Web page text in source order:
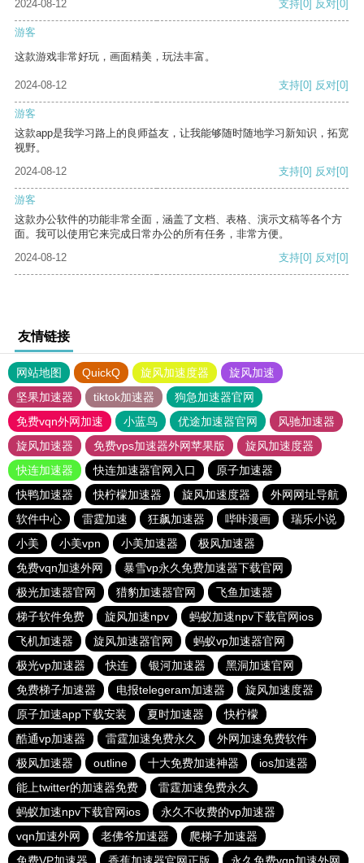
2024-08-12 支持[0] 反对[0]
游客
这款游戏非常好玩，画面精美，玩法丰富。
2024-08-12 支持[0] 反对[0]
游客
这款app是我学习路上的良师益友，让我能够随时随地学习新知识，拓宽
视野。
2024-08-12
支持[0] 反对[0]
游客
这款办公软件的功能非常全面，涵盖了文档、表格、演示文稿等各个方
面。我可以使用它来完成日常办公的所有任务，非常方便。
2024-08-12
支持[0] 反对[0]
友情链接
网站地图 QuickQ 旋风加速度器
旋风加速
坚果加速器
tiktok加速器
狗急加速器官网
免费vqn外网加速
小蓝鸟 优途加速器官网
风驰加速器
旋风加速器
免费vps加速器外网苹果版
旋风加速度器
快连加速器
快连加速器官网入口
原子加速器
快鸭加速器
快柠檬加速器 旋风加速度器
外网网址导航
软件中心
雷霆加速 狂飙加速器 哔咔漫画
瑞乐小说
小美
小美vpn 小美加速器
极风加速器
免费vqn加速外网
暴雪vp永久免费加速器下载官网
极光加速器官网
猎豹加速器官网
飞鱼加速器
梯子软件免费
旋风加速npv
蚂蚁加速npv下载官网ios
飞机加速器
旋风加速器官网
蚂蚁vp加速器官网
极光vp加速器
快连 银河加速器
黑洞加速官网
免费梯子加速器
电报telegeram加速器
旋风加速度器
原子加速app下载安装
夏时加速器
快柠檬
酷通vp加速器
雷霆加速免费永久
外网加速免费软件
极风加速器
outline 十大免费加速神器
ios加速器
能上twitter的加速器免费
雷霆加速免费永久
蚂蚁加速npv下载官网ios
永久不收费的vp加速器
vqn加速外网
老佛爷加速器
爬梯子加速器